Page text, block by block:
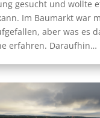
gesucht und wollte
Im Baumarkt war
aber was es
erfahren. Daraufhin…